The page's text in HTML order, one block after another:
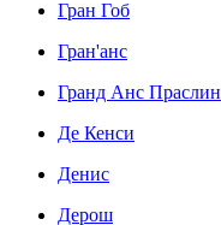
Гран Гоб
Гран'анс
Гранд Анс Праслин
Де Кенси
Денис
Дерош